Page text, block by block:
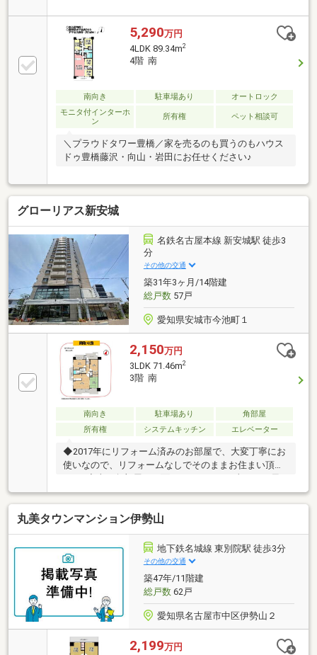
収納有・24時間セキュリティシステムを採用・ペット
飼育可能(規約有)▼設備・浴室暖房乾燥機・宅配ロッ
カー・24時間ゴミステーション・自転車用エレベータ
5,290万円
4LDK 89.34m2
4階 南
南向き 駐車場あり
オートロック
モニタ付インターホ
ン
所有権 ペット相談可
＼プラウドタワー豊橋／家を売るのも買うのもハウス
ドゥ豊橋藤沢・向山・岩田にお任せください♪
グローリアス新安城
名鉄名古屋本線 新安城駅 徒歩3
分
その他の交通
築31年3ヶ月/14階建
総戸数57戸
愛知県安城市今池町１
2,150万円
3LDK 71.46m2
3階 南
南向き 駐車場あり
角部屋
所有権
システムキッチン エレベーター
◆2017年にリフォーム済みのお部屋で、大変丁寧にお
使いなので、リフォームなしでそのままお住まい頂け
通し良好で、心地の良い空間が広がります。毎日の暮
らしを彩ります☆どの部屋にいても快適に過ごせま
す！◆リビング横に和室があるので、開け放すとより
開放的な空間になります。洗濯物をたたむスペース
や、お子様の遊びスペースにぴったりですね♪◆名鉄
名古屋本線「新安城」駅徒歩約3分、小学校や保育園
も徒歩圏内で毎日の通勤・通学・お買い物に大変便利
な立地です。長くお住まい頂くのにぴったりの住環境
です◎＝＝＝ご来店・ご案内可能です！是非一度ご検
討ください＝＝＝
丸美タウンマンション伊勢山
地下鉄名城線 東別院駅 徒歩3分
その他の交通
築47年/11階建
総戸数62戸
愛知県名古屋市中区伊勢山２
2,199万円